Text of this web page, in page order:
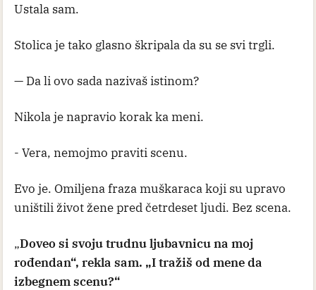
Ustala sam.
Stolica je tako glasno škripala da su se svi trgli.
— Da li ovo sada nazivaš istinom?
Nikola je napravio korak ka meni.
- Vera, nemojmo praviti scenu.
Evo je. Omiljena fraza muškaraca koji su upravo
uništili život žene pred četrdeset ljudi. Bez scena.
„Doveo si svoju trudnu ljubavnicu na moj
rođendan“, rekla sam. „I tražiš od mene da
izbegnem scenu?“